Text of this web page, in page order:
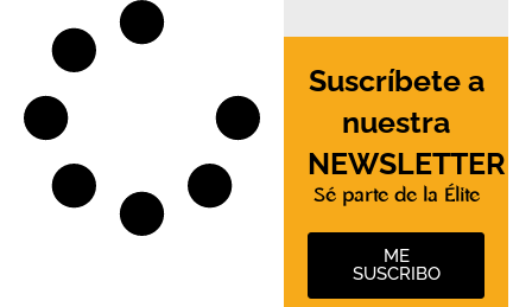
Suscríbete a
nuestra
NEWSLETTER
Sé parte de la Élite
ME
SUSCRIBO